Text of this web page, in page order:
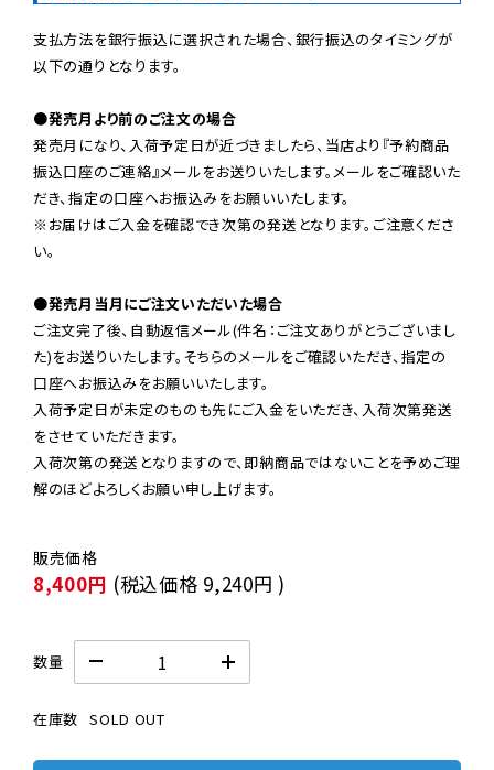
支払方法を銀行振込に選択された場合、銀行振込のタイミングが
以下の通りとなります。
●発売月より前のご注文の場合
発売月になり、入荷予定日が近づきましたら、当店より『予約商品
振込口座のご連絡』メールをお送りいたします。メールをご確認いた
だき、指定の口座へお振込みをお願いいたします。
※お届けはご入金を確認でき次第の発送となります。ご注意くださ
い。
●発売月当月にご注文いただいた場合
ご注文完了後、自動返信メール(件名：ご注文ありがとうございまし
た)をお送りいたします。そちらのメールをご確認いただき、指定の
口座へお振込みをお願いいたします。
入荷予定日が未定のものも先にご入金をいただき、入荷次第発送
をさせていただきます。
入荷次第の発送となりますので、即納商品ではないことを予めご理
解のほどよろしくお願い申し上げます。
8,400円 (税込価格 9,240円 )
数量
在庫数 SOLD OUT